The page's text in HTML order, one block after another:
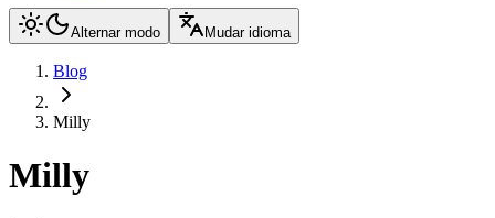
Alternar modo Mudar idioma
Blog
Milly
Milly